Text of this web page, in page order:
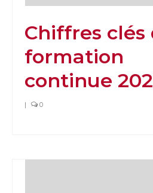
Chiffres clés
formation
continue
| 0